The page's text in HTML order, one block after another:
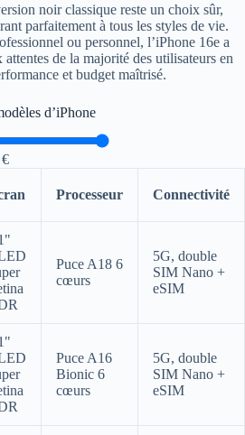
noir classique reste un choix sûr,
parfaitement à tous les styles de vie.
ou personnel, l’iPhone 16e a
de la majorité des utilisateurs en
et budget maîtrisé.
d’iPhone
Processeur Connectivité
Puce A18 6
cœurs
5G, double
SIM Nano +
eSIM
Puce A16
Bionic 6
cœurs
5G, double
SIM Nano +
eSIM